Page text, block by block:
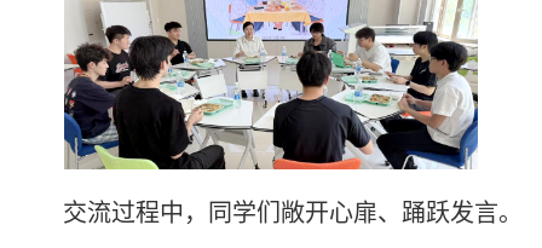
交流过程中，同学们敞开心扉、踊跃发言。